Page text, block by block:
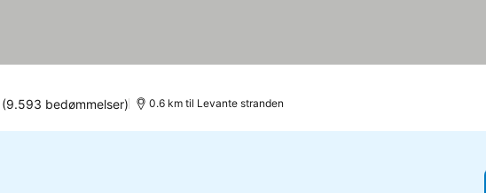
(9.593 bedømmelser) 0.6 km til Levante stranden